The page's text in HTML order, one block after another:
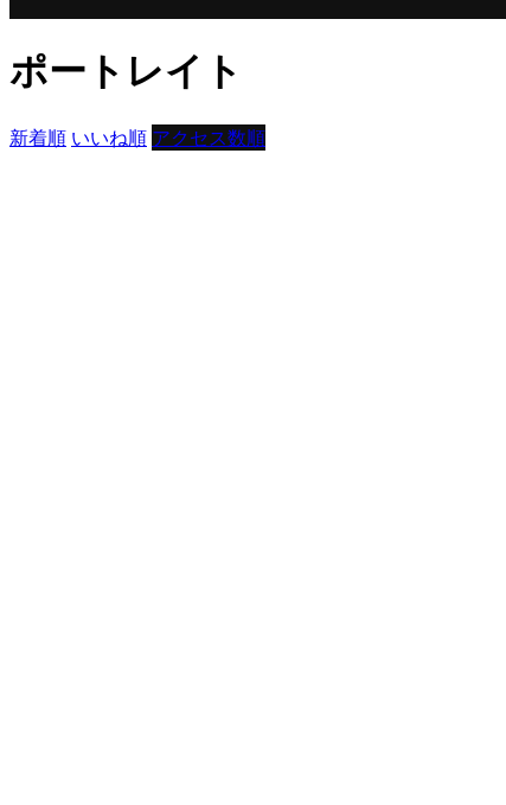
ポートレイト
新着順 いいね順 アクセス数順